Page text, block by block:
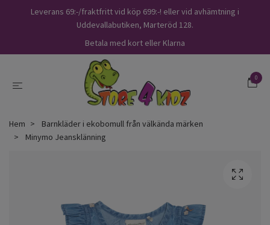
Leverans 69:-/fraktfritt vid köp 699:-! eller vid avhämtning i
Uddevallabutiken, Marteröd 128.
Betala med kort eller Klarna
0
Hem
Barnkläder i ekobomull från välkända märken
Minymo Jeansklänning